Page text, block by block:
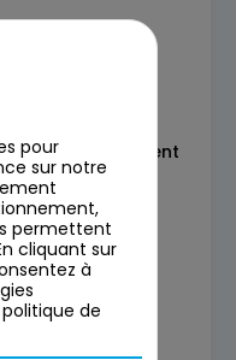
et enjeux
utilisateur et la
sur le déploiement
à prendre
Marketing
de contenu
pour
sur notre
permettent
cliquant sur
à
de